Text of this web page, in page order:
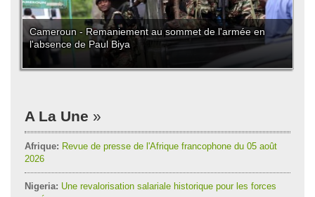
Cameroun - Remaniement au sommet de l'armée en
l'absence de Paul Biya
A La Une
Afrique: Revue de presse de l'Afrique francophone du 05 août
2026
Nigeria: Une revalorisation salariale historique pour les forces